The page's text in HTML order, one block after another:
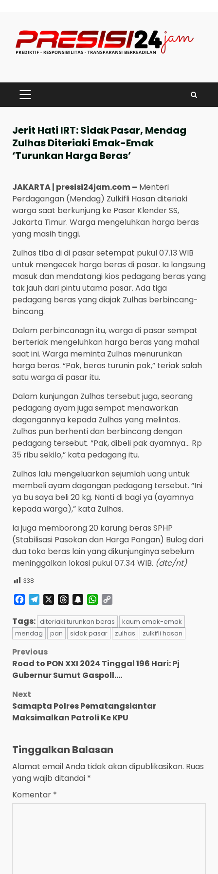
content
PRIMARY
MENU
Jerit Hati IRT: Sidak Pasar, Mendag
Zulhas Diteriaki Emak-Emak
‘Turunkan Harga Beras’
JAKARTA | presisi24jam.com – Menteri
Perdagangan (Mendag) Zulkifli Hasan diteriaki
warga saat berkunjung ke Pasar Klender SS,
Jakarta Timur. Warga mengeluhkan harga beras
yang masih tinggi.
Zulhas tiba di di pasar setempat pukul 07.13 WIB
untuk mengecek harga beras di pasar. Ia langsung
masuk dan mendatangi kios pedagang beras yang
tak jauh dari pintu utama pasar. Ada tiga
pedagang beras yang diajak Zulhas berbincang-
bincang.
Dalam perbincanagn itu, warga di pasar sempat
berteriak mengeluhkan harga beras yang mahal
saat ini. Warga meminta Zulhas menurunkan
harga beras. “Pak, beras turunin pak,” teriak salah
satu warga di pasar itu.
Dalam kunjungan Zulhas tersebut juga, seorang
pedagang ayam juga sempat menawarkan
dagangannya kepada Zulhas yang melintas.
Zulhas pun berhenti dan berbincang dengan
pedagang tersebut. “Pak, dibeli pak ayamnya… Rp
35 ribu sekilo,” kata pedagang itu.
Zulhas lalu mengeluarkan sejumlah uang untuk
membeli ayam dagangan pedagang tersebut. “Ini
ya bu saya beli 20 kg. Nanti di bagi ya (ayamnya
kepada warga),” kata Zulhas.
Ia juga memborong 20 karung beras SPHP
(Stabilisasi Pasokan dan Harga Pangan) Bulog dari
dua toko beras lain yang dikunjunginya sebelum
meninggalkan lokasi pukul 07.34 WIB. (dtc/nt)
338
Facebook
TelegramThreadsSnapchatWhatsApp
Tags: diteriaki turunkan beras
kaum emak-emak
mendag
pan sidak pasar zulhas zulkifli hasan
Post
navigation
Previous
Road to PON XXI 2024 Tinggal 196 Hari: Pj
Gubernur Sumut Gaspoll….
Next
Samapta Polres Pematangsiantar
Maksimalkan Patroli Ke KPU
Tinggalkan Balasan
Alamat email Anda tidak akan dipublikasikan. Ruas
yang wajib ditandai *
Komentar *